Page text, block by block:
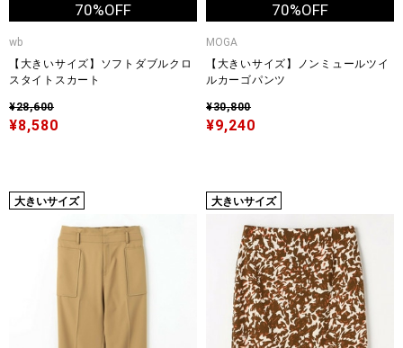
70%OFF
wb
【大きいサイズ】ソフトダブルクロ
スタイトスカート
¥28,600
¥8,580
70%OFF
MOGA
【大きいサイズ】ノンミュールツイ
ルカーゴパンツ
¥30,800
¥9,240
大きいサイズ 大きいサイズ